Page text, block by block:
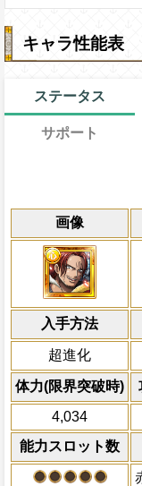
キャラ性能表
ステータス
画像
入手方法
超進化
体力(限界突破時)
4,034
能力スロット数
サポート